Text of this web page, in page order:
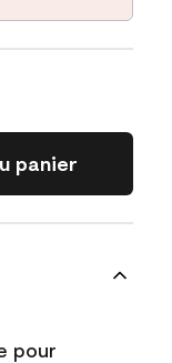
panier
pour